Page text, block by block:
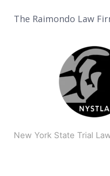
The Raimondo Law
New York State Trial